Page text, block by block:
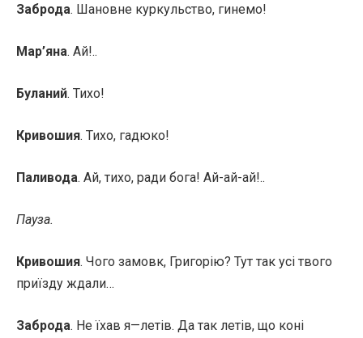
Заброда. Шановне куркульство, гинемо!
Мар’яна. Ай!..
Буланий. Тихо!
Кривошия. Тихо, гадюко!
Паливода. Ай, тихо, ради бога! Ай-ай-ай!..
Пауза.
Кривошия. Чого замовк, Григорію? Тут так усі твого
приїзду ждали…
Заброда. Не їхав я—летів. Да так летів, що коні